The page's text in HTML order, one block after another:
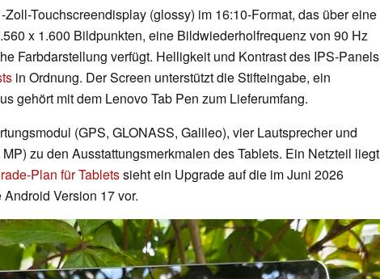
Zoll-Touchscreendisplay (glossy) im 16:10-Format, das über eine
x 1.600 Bildpunkten, eine Bildwiederholfrequenz von 90 Hz
Farbdarstellung verfügt. Helligkeit und Kontrast des IPS-Panels
in Ordnung. Der Screen unterstützt die Stifteingabe, ein
gehört mit dem Lenovo Tab Pen zum Lieferumfang.
(GPS, GLONASS, Galileo), vier Lautsprecher und
zu den Ausstattungsmerkmalen des Tablets. Ein Netzteil liegt
Plan für Tabletssieht ein Upgrade auf die im Juni 2026
Version 17 vor.